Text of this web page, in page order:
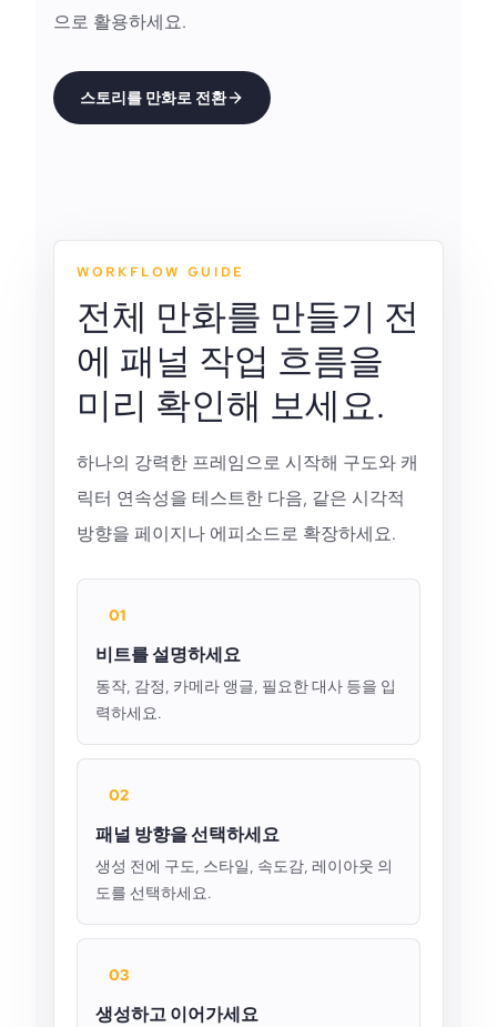
으로 활용하세요.
스토리를 만화로 전환
WORKFLOW GUIDE
전체 만화를 만들기 전
에 패널 작업 흐름을
미리 확인해 보세요.
하나의 강력한 프레임으로 시작해 구도와 캐
릭터 연속성을 테스트한 다음, 같은 시각적
방향을 페이지나 에피소드로 확장하세요.
01
비트를 설명하세요
동작, 감정, 카메라 앵글, 필요한 대사 등을 입
력하세요.
02
패널 방향을 선택하세요
생성 전에 구도, 스타일, 속도감, 레이아웃 의
도를 선택하세요.
03
생성하고 이어가세요